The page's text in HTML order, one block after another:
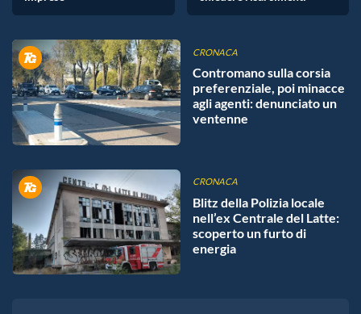
CRONACA
Contromano sulla corsia
preferenziale, poi minacce
agli agenti: denunciato un
ventenne
CRONACA
Blitz della Polizia locale
nell’ex Centrale del Latte:
scoperto un furto di
energia